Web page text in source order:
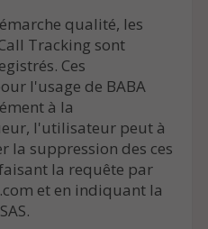
qualité, les
Tracking sont
Ces
l'usage de BABA
à la
l'utilisateur peut à
la suppression des ces
la requête par
et en indiquant la